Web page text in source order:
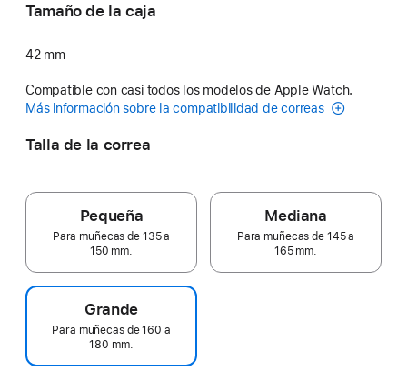
Tamaño de la caja
42 mm
Compatible con casi todos los modelos de Apple Watch.
Más información sobre la compatibilidad de correas
Talla de la correa
Pequeña
Para muñecas de 135 a
150 mm.
Mediana
Para muñecas de 145 a
165 mm.
Grande
Para muñecas de 160 a
180 mm.